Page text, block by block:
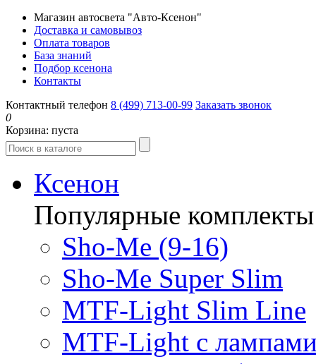
Магазин автосвета "Авто-Ксенон"
Доставка и самовывоз
Оплата товаров
База знаний
Подбор ксенона
Контакты
Контактный телефон 8 (499) 713-00-99 Заказать звонок
0
Корзина: пуста
Ксенон
Популярные комплекты
Sho-Me (9-16)
Sho-Me Super Slim
MTF-Light Slim Line
MTF-Light с